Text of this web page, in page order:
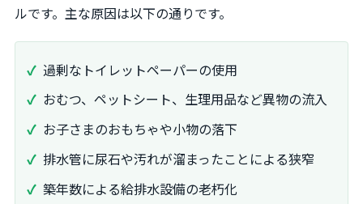
ルです。主な原因は以下の通りです。
過剰なトイレットペーパーの使用
おむつ、ペットシート、生理用品など異物の流入
お子さまのおもちゃや小物の落下
排水管に尿石や汚れが溜まったことによる狭窄
築年数による給排水設備の老朽化